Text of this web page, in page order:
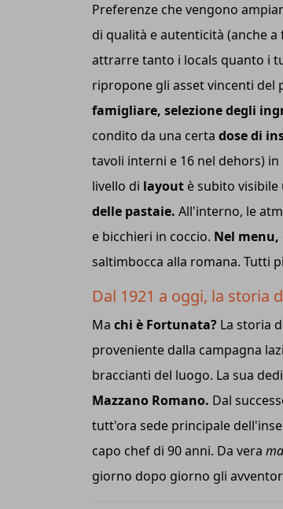
Preferenze che vengono
di qualità e autenticità (anche
attrarre tanto i locals quanto i
ripropone gli asset vincenti del
famigliare, selezione degli
condito da una certa dose di
tavoli interni e 16 nel dehors) in
livello di layout è subito
delle pastaie. All'interno, le
e bicchieri in coccio. Nel menu,
saltimbocca alla romana. Tutti
Dal 1921 a oggi, la storia
Ma chi è Fortunata? La storia
proveniente dalla campagna
braccianti del luogo. La sua
Mazzano Romano. Dal
tutt'ora sede principale
capo chef di 90 anni. Da vera
giorno dopo giorno gli